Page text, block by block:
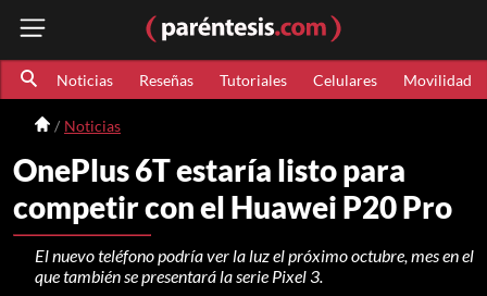
Noticias Reseñas Tutoriales Celulares Movilidad
Noticias
OnePlus 6T estaría listo para
competir con el Huawei P20 Pro
El nuevo teléfono podría ver la luz el próximo octubre, mes en el
que también se presentará la serie Pixel 3.